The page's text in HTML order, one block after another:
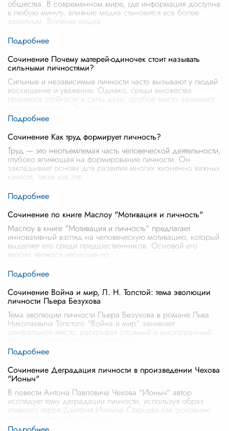
общества. В современном мире, где информация доступна
в любую минуту, влияние медиа становится все более
заметным. Влияние медиа
Сочинение Почему матерей-одиночек стоит называть
сильными личностями?
Сильные и независимые личности часто вызывают у людей
восхищение и уважение. Однако, среди множества
примеров стойкости и силы духа, особое место занимают
Сочинение Как труд формирует личность?
Труд — это неотъемлемая часть человеческой деятельности,
глубоко влияющая на формирование личности. Он
закладывает основу для развития многих жизненно важных
качеств, таких как отв
Сочинение по книге Маслоу "Мотивация и личность"
Маслоу в книге "Мотивация и личность" предлагает
инновативный взгляд на человеческую мотивацию, который
выделяет его среди предшественников. Основой его
теории является иерархия по
Сочинение Война и мир, Л. Н. Толстой: тема эволюции
личности Пьера Безухова
Тема эволюции личности Пьера Безухова в романе Льва
Николаевича Толстого "Война и мир" занимает
центральное место, раскрывая сложный и многогранный
Сочинение Деградация личности в произведении Чехова
"Ионыч"
В повести Антона Павловича Чехова "Ионыч" автор
исследует тему деградации личности, используя образ
главного героя Дмитрия Ионыча Старцева как основную